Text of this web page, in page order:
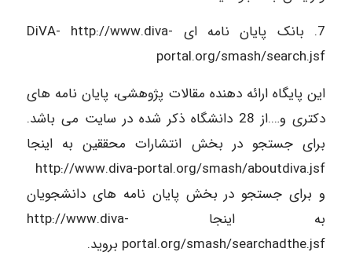
7. بانک پایان نامه ای DiVA- http://www.diva-
portal.org/smash/search.jsf
این پایگاه ارائه دهنده مقالات پژوهشی، پایان نامه های
دکتری و….از 28 دانشگاه ذکر شده در سایت می باشد.
برای جستجو در بخش انتشارات محققین به اینجا
http://www.diva-portal.org/smash/aboutdiva.jsf
و برای جستجو در بخش پایان نامه های دانشجویان
به اینجا http://www.diva-
portal.org/smash/searchadthe.jsf بروید.